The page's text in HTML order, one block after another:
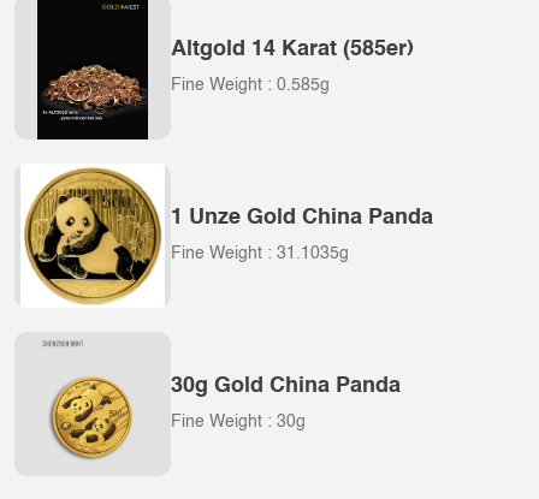
Altgold 14 Karat (585er)
Fine Weight : 0.585g
1 Unze Gold China Panda
Fine Weight : 31.1035g
30g Gold China Panda
Fine Weight : 30g